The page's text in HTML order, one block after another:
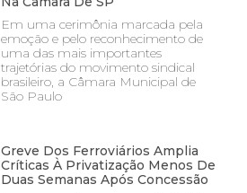
Em uma cerimônia marcada pela
emoção e pelo reconhecimento de
uma das mais importantes
trajetórias do movimento sindical
brasileiro, a Câmara Municipal de
São Paulo
Greve Dos Ferroviários Amplia
Críticas À Privatização Menos De
Duas Semanas Após Concessão